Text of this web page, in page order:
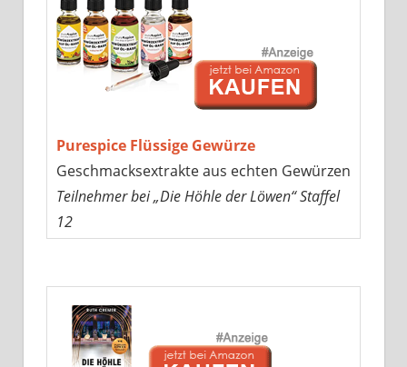
Purespice Flüssige Gewürze
Geschmacksextrakte aus echten Gewürzen
Teilnehmer bei „Die Höhle der Löwen“ Staffel
12